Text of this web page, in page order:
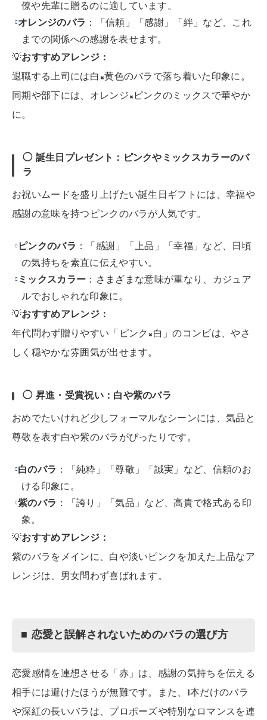
僚や先輩に贈るのに適しています。
オレンジのバラ ：「信頼」「感謝」「絆」など、これ
までの関係への感謝を表せます。
💡おすすめアレンジ：
退職する上司には白×黄色のバラで落ち着いた印象に。
同期や部下には、オレンジ×ピンクのミックスで華やか
に。
◯ 誕生日プレゼント：ピンクやミックスカラーのバ
ラ
お祝いムードを盛り上げたい誕生日ギフトには、幸福や
感謝の意味を持つピンクのバラが人気です。
ピンクのバラ ：「感謝」「上品」「幸福」など、日頃
の気持ちを素直に伝えやすい。
ミックスカラー ：さまざまな意味が重なり、カジュア
ルでおしゃれな印象に。
💡おすすめアレンジ：
年代問わず贈りやすい「ピンク×白」のコンビは、やさ
しく穏やかな雰囲気が出せます。
◯ 昇進・受賞祝い：白や紫のバラ
おめでたいけれど少しフォーマルなシーンには、気品と
尊敬を表す白や紫のバラがぴったりです。
白のバラ ：「純粋」「尊敬」「誠実」など、信頼のお
ける印象に。
紫のバラ ：「誇り」「気品」など、高貴で格式ある印
象。
💡おすすめアレンジ：
紫のバラをメインに、白や淡いピンクを加えた上品なア
レンジは、男女問わず喜ばれます。
■ 恋愛と誤解されないためのバラの選び方
恋愛感情を連想させる「赤」は、感謝の気持ちを伝える
相手には避けたほうが無難です。また、1本だけのバラ
や深紅の長いバラは、プロポーズや特別なロマンスを連